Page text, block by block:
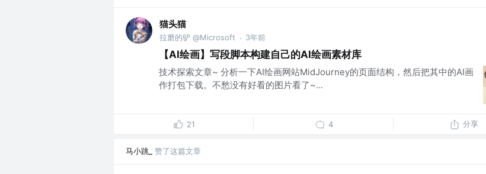
猫头猫
拉磨的驴 @Microsoft · 3年前
【AI绘画】写段脚本构建自己的AI绘画素材库
技术探索文章~ 分析一下AI绘画网站MidJourney的页面结构，然后把其中的AI画
作打包下载。不愁没有好看的图片看了~...
21 4 分享
马小跳_ 赞了这篇文章